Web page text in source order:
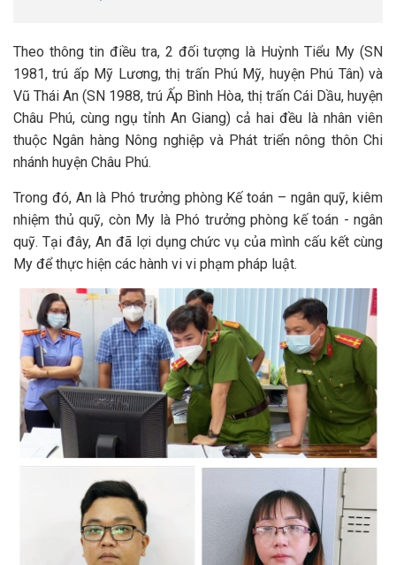
Theo thông tin điều tra, 2 đối tượng là Huỳnh Tiểu My (SN
1981, trú ấp Mỹ Lương, thị trấn Phú Mỹ, huyện Phú Tân) và
Vũ Thái An (SN 1988, trú Ấp Bình Hòa, thị trấn Cái Dầu, huyện
Châu Phú, cùng ngụ tỉnh An Giang) cả hai đều là nhân viên
thuộc Ngân hàng Nông nghiệp và Phát triển nông thôn Chi
nhánh huyện Châu Phú.
Trong đó, An là Phó trưởng phòng Kế toán – ngân quỹ, kiêm
nhiệm thủ quỹ, còn My là Phó trưởng phòng kế toán - ngân
quỹ. Tại đây, An đã lợi dụng chức vụ của mình cấu kết cùng
My để thực hiện các hành vi vi phạm pháp luật.